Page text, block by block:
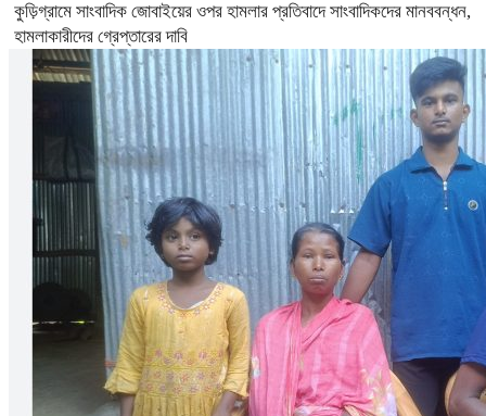
কুড়িগ্রামে সাংবাদিক জোবাইয়ের ওপর হামলার প্রতিবাদে সাংবাদিকদের মানববন্ধন,
হামলাকারীদের গ্রেপ্তারের দাবি